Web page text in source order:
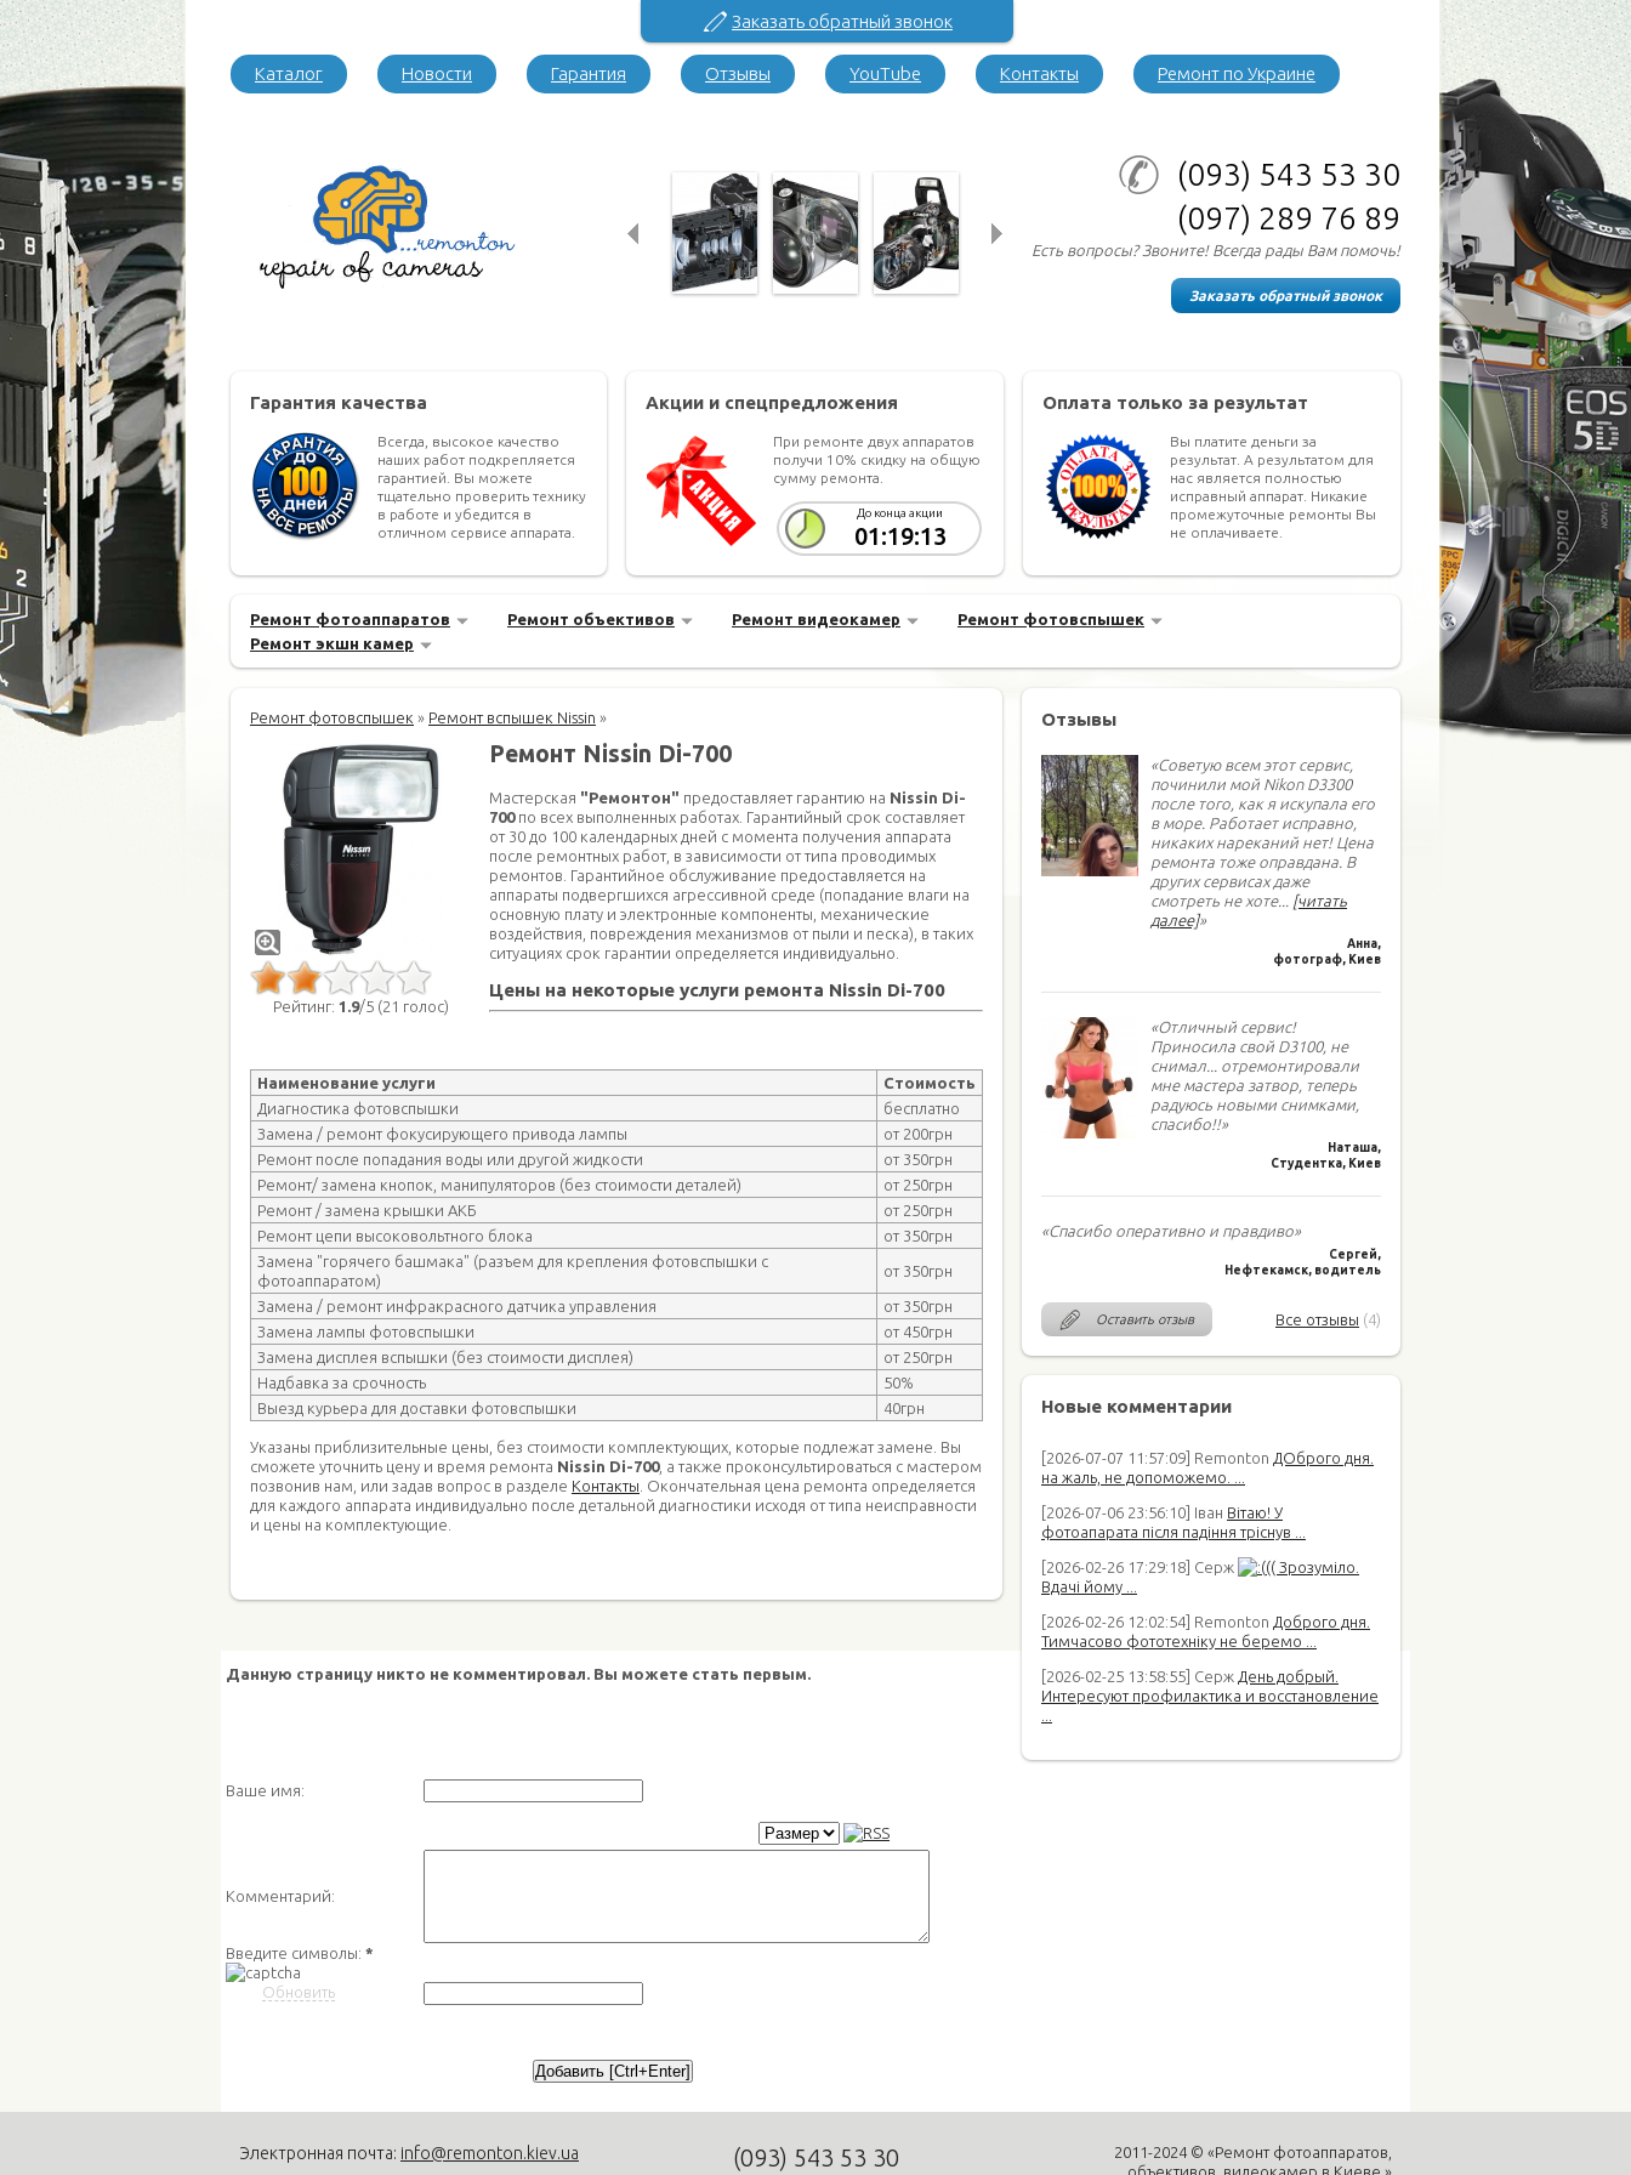
Каталог Новости Гарантия Отзывы YouTube Контакты Ремонт по Украине
(093) 543 53 30
(097) 289 76 89
Есть вопросы? Звоните! Всегда рады Вам помочь!
Заказать обратный звонок
Гарантия качества
Всегда, высокое качество
наших работ подкрепляется
гарантией. Вы можете
тщательно проверить технику
в работе и убедится в
отличном сервисе аппарата.
Акции и спецпредложения
При ремонте двух аппаратов
получи 10% скидку на общую
сумму ремонта.
До конца акции
01:19:13
Оплата только за результат
Вы платите деньги за
результат. А результатом для
нас является полностью
исправный аппарат. Никакие
промежуточные ремонты Вы
не оплачиваете.
Ремонт фотоаппаратов Ремонт объективов Ремонт видеокамер
Ремонт фотовспышек
Ремонт экшн камер
Отзывы
«Советую всем этот сервис,
починили мой Nikon D3300
после того, как я искупала его
в море. Работает исправно,
никаких нареканий нет! Цена
ремонта тоже оправдана. В
других сервисах даже
смотреть не хоте... [читать
далее]»
Анна,
фотограф, Киев
«Отличный сервис!
Приносила свой D3100, не
снимал... отремонтировали
мне мастера затвор, теперь
радуюсь новыми снимками,
спасибо!!»
Наташа,
Студентка, Киев
«Спасибо оперативно и правдиво»
Сергей,
Нефтекамск, водитель
Оставить отзыв Все отзывы (4)
Новые комментарии
[2026-07-07 11:57:09] Remonton ДОброго дня.
на жаль, не допоможемо. ...
[2026-07-06 23:56:10] Іван Вітаю! У
фотоапарата після падіння тріснув ...
[2026-02-26 17:29:18] Серж
(( Зрозуміло.
Вдачі йому ...
[2026-02-26 12:02:54] Remonton Доброго дня.
Тимчасово фототехніку не беремо ...
[2026-02-25 13:58:55] Серж День добрый.
Интересуют профилактика и восстановление
Ремонт фотовспышек » Ремонт вспышек Nissin »
Рейтинг: 1.9/5 (21 голос)
Ремонт Nissin Di-700
Мастерская "Ремонтон" предоставляет гарантию на Nissin Di-
700по всех выполненных работах. Гарантийный срок составляет
от 30 до 100 календарных дней с момента получения аппарата
после ремонтных работ, в зависимости от типа проводимых
ремонтов. Гарантийное обслуживание предоставляется на
аппараты подвергшихся агрессивной среде (попадание влаги на
основную плату и электронные компоненты, механические
воздействия, повреждения механизмов от пыли и песка), в таких
ситуациях срок гарантии определяется индивидуально.
Цены на некоторые услуги ремонта Nissin Di-700
Наименование услуги
Стоимость
Диагностика фотовспышки
бесплатно
Замена / ремонт фокусирующего привода лампы
от 200грн
Ремонт после попадания воды или другой жидкости
от 350грн
Ремонт/ замена кнопок, манипуляторов (без стоимости деталей)
от 250грн
Ремонт / замена крышки АКБ
от 250грн
Ремонт цепи высоковольтного блока
от 350грн
Замена "горячего башмака" (разъем для крепления фотовспышки с
фотоаппаратом)
от 350грн
Замена / ремонт инфракрасного датчика управления
от 350грн
Замена лампы фотовспышки
от 450грн
Замена дисплея вспышки (без стоимости дисплея)
от 250грн
Надбавка за срочность
50%
Выезд курьера для доставки фотовспышки
40грн
Указаны приблизительные цены, без стоимости комплектующих, которые подлежат замене. Вы
сможете уточнить цену и время ремонта Nissin Di-700, а также проконсультироваться с мастером
позвонив нам, или задав вопрос в разделе Контакты . Окончательная цена ремонта определяется
для каждого аппарата индивидуально после детальной диагностики исходя от типа неисправности
и цены на комплектующие.
Данную страницу никто не комментировал. Вы можете стать первым.
Ваше имя:
Комментарий:
Введите символы: *
Обновить
Электронная почта: info@remonton.kiev.ua
2011-2024 © «Ремонт фотоаппаратов,
объективов, видеокамер в Киеве.»
(093) 543 53 30
Заказать обратный звонок